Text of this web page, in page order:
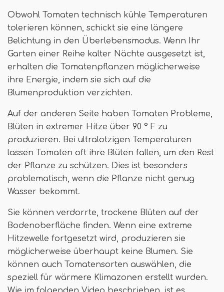
Obwohl Tomaten technisch kühle Temperaturen
tolerieren können, schickt sie eine längere
Belichtung in den Überlebensmodus. Wenn Ihr
Garten einer Reihe kalter Nächte ausgesetzt ist,
erhalten die Tomatenpflanzen möglicherweise
ihre Energie, indem sie sich auf die
Blumenproduktion verzichten.
Auf der anderen Seite haben Tomaten Probleme,
Blüten in extremer Hitze über 90 ° F zu
produzieren. Bei ultralotzigen Temperaturen
lassen Tomaten oft ihre Blüten fallen, um den Rest
der Pflanze zu schützen. Dies ist besonders
problematisch, wenn die Pflanze nicht genug
Wasser bekommt.
Sie können verdorrte, trockene Blüten auf der
Bodenoberfläche finden. Wenn eine extreme
Hitzewelle fortgesetzt wird, produzieren sie
möglicherweise überhaupt keine Blumen. Sie
können auch Tomatensorten auswählen, die
speziell für wärmere Klimazonen erstellt wurden.